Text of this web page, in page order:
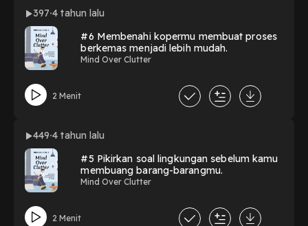
397 4 tahun lalu
#6 Membenahi kopermu membuat proses
berkemas menjadi lebih mudah.
Mind Over Clutter
2 Menit
449 4 tahun lalu
#5 Pikirkan soal lingkungan sebelum kamu
membuang barang-barangmu.
Mind Over Clutter
2 Menit